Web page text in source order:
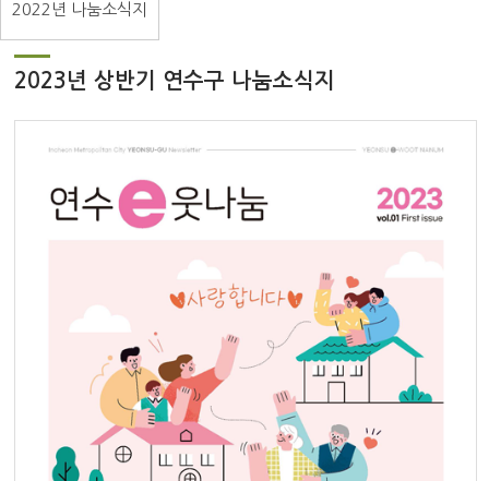
2022년 나눔소식지
2023년 상반기 연수구 나눔소식지